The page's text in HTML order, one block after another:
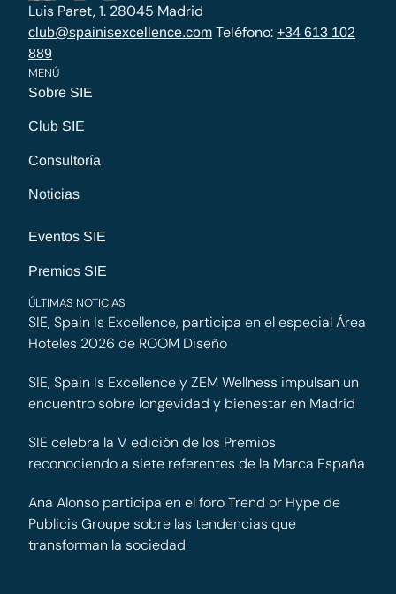
Luis Paret, 1. 28045 Madrid
club@spainisexcellence.com Teléfono: +34 613 102
889
MENÚ
Sobre SIE
Club SIE
Consultoría
Noticias
Eventos SIE
Premios SIE
ÚLTIMAS NOTICIAS
SIE, Spain Is Excellence, participa en el especial Área
Hoteles 2026 de ROOM Diseño
SIE, Spain Is Excellence y ZEM Wellness impulsan un
encuentro sobre longevidad y bienestar en Madrid
SIE celebra la V edición de los Premios
reconociendo a siete referentes de la Marca España
Ana Alonso participa en el foro Trend or Hype de
Publicis Groupe sobre las tendencias que
transforman la sociedad